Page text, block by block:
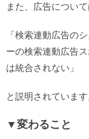
また、広告について
「検索連動広告の
ーの検索連動広告
は統合されない」
と説明されています
▼変わること